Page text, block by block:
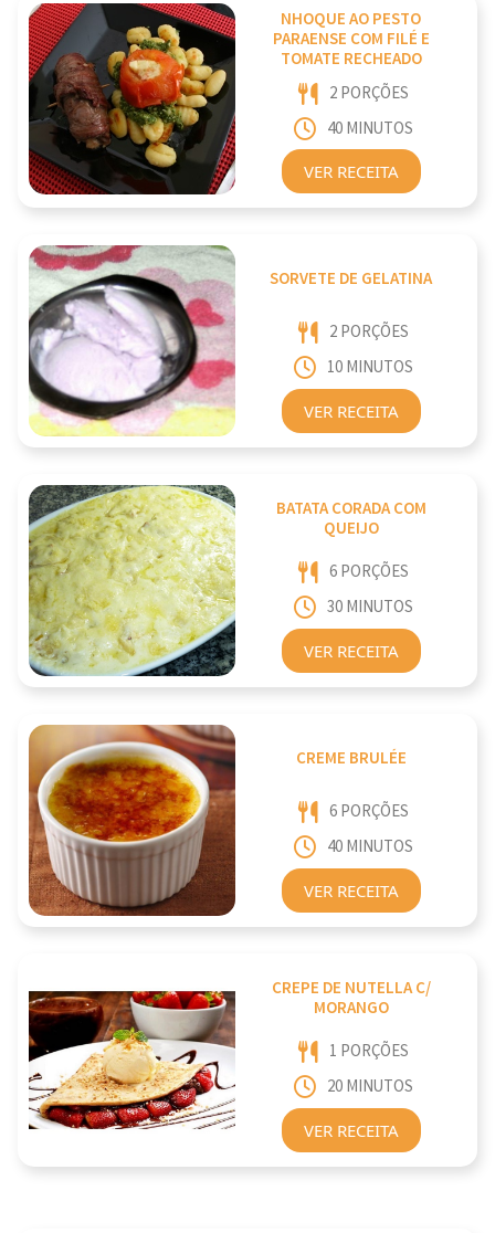
NHOQUE AO PESTO
PARAENSE COM FILÉ E
TOMATE RECHEADO
2 PORÇÕES
40 MINUTOS
VER RECEITA
SORVETE DE GELATINA
2 PORÇÕES
10 MINUTOS
VER RECEITA
BATATA CORADA COM
QUEIJO
6 PORÇÕES
30 MINUTOS
VER RECEITA
CREME BRULÉE
6 PORÇÕES
40 MINUTOS
VER RECEITA
CREPE DE NUTELLA C/
MORANGO
1 PORÇÕES
20 MINUTOS
VER RECEITA